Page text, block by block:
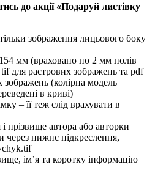
до акції «Подаруй листівку
зображення лицьового боку
мм (враховано по 2 мм полів
для растрових зображень та pdf
зображень (колірна модель
в криві)
– її теж слід врахувати в
прізвище автора або авторки
через нижнє підкреслення,
імʼя та коротку інформацію